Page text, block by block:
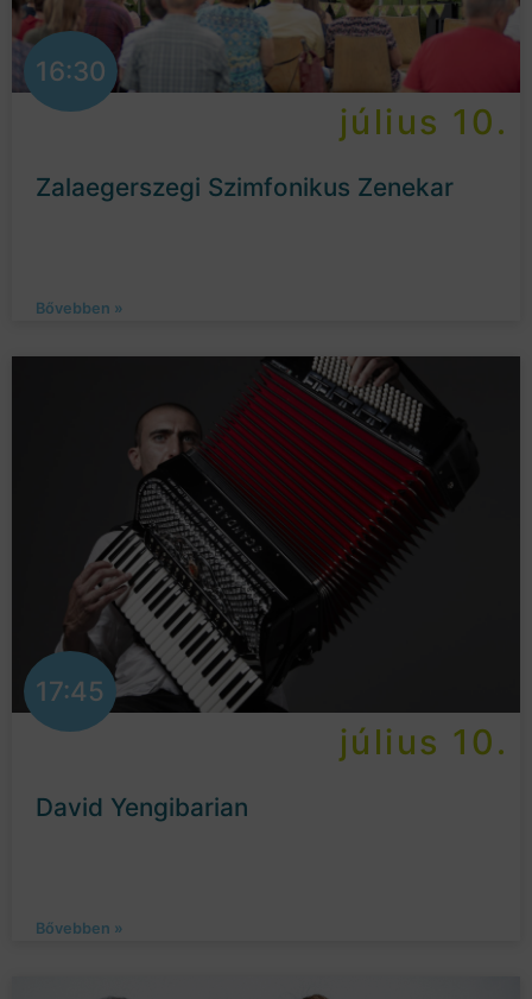
16:30
július 10.
Zalaegerszegi Szimfonikus Zenekar
Bővebben »
17:45
július 10.
David Yengibarian
Bővebben »